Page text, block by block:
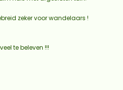
zeker voor wandelaars !
te beleven !!!